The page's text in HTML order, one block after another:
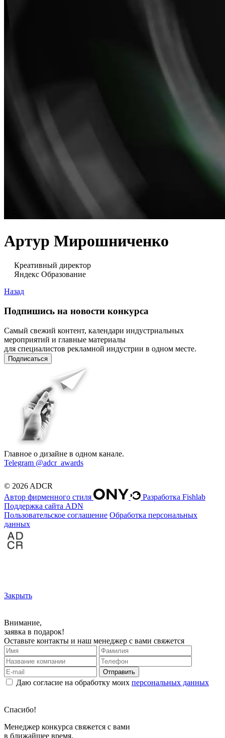
Артур Мирошниченко
Креативный директор
Яндекс Образование
Назад
Подпишись на новости конкурса
Самый свежий контент, календари индустриальных
мероприятий и главные материалы
для специалистов рекламной индустрии в одном месте.
Подписаться
Главное о дизайне в одном канале.
Telegram @adcr_awards
© 2026 ADCR
Автор фирменного стиля
Разработка Fishlab
Поддержка сайта ADN
Пользовательское соглашение Обработка персональных
данных
Закрыть
Внимание,
заявка в подарок!
Оставьте контакты и наш менеджер с вами свяжется
Отправить
Даю согласие на обработку моих персональных данных
Спасибо!
Менеджер конкурса свяжется с вами
в ближайшее время.